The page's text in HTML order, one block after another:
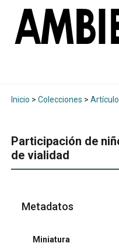
Inicio > Colecciones >
Participación de
de vialidad
Metadatos
Miniatura